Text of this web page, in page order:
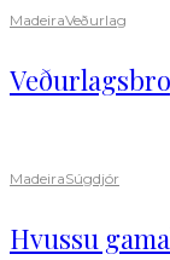
MadeiraVeðurlag
MadeiraSúgdjór
Hvussu